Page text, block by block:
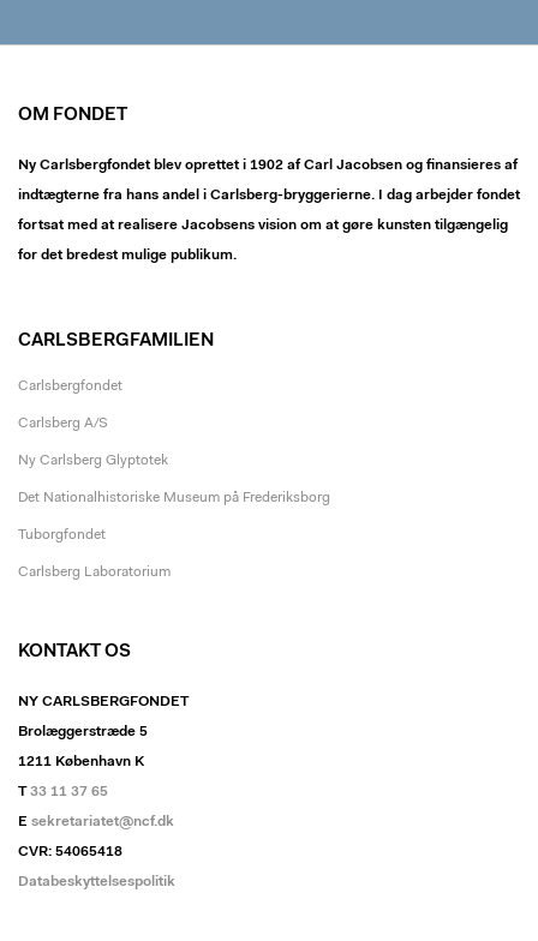
OM FONDET
Ny Carlsbergfondet blev oprettet i 1902 af Carl Jacobsen og finansieres af
indtægterne fra hans andel i Carlsberg-bryggerierne. I dag arbejder fondet
fortsat med at realisere Jacobsens vision om at gøre kunsten tilgængelig
for det bredest mulige publikum.
CARLSBERGFAMILIEN
Carlsbergfondet
Carlsberg A/S
Ny Carlsberg Glyptotek
Det Nationalhistoriske Museum på Frederiksborg
Tuborgfondet
Carlsberg Laboratorium
KONTAKT OS
NY CARLSBERGFONDET
Brolæggerstræde 5
1211 København K
T33 11 37 65
E sekretariatet@ncf.dk
CVR: 54065418
Databeskyttelsespolitik